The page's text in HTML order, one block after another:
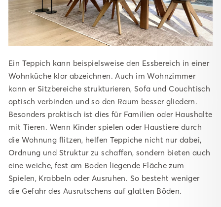
Ein Teppich kann beispielsweise den Essbereich in einer
Wohnküche klar abzeichnen. Auch im Wohnzimmer
kann er Sitzbereiche strukturieren, Sofa und Couchtisch
optisch verbinden und so den Raum besser gliedern.
Besonders praktisch ist dies für Familien oder Haushalte
mit Tieren. Wenn Kinder spielen oder Haustiere durch
die Wohnung flitzen, helfen Teppiche nicht nur dabei,
Ordnung und Struktur zu schaffen, sondern bieten auch
eine weiche, fest am Boden liegende Fläche zum
Spielen, Krabbeln oder Ausruhen. So besteht weniger
die Gefahr des Ausrutschens auf glatten Böden.